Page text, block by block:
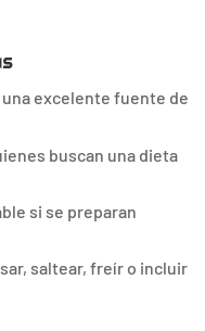
una excelente fuente de
buscan una dieta
si se preparan
saltear, freír o incluir